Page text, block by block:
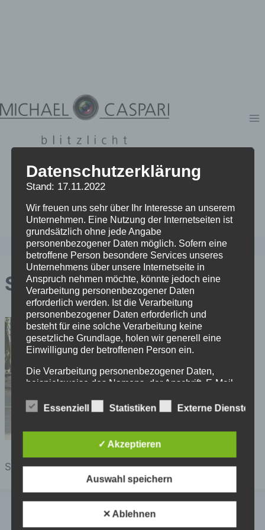
Sportfest 5
Sportfest
Datenschutzerklärung
Stand: 17.11.2022
Wir freuen uns sehr über Ihr Interesse an unserem
Unternehmen. Eine Nutzung der Internetseiten ist
grundsätzlich ohne jede Angabe
personenbezogener Daten möglich. Sofern eine
betroffene Person besondere Services unseres
Unternehmens über unsere Internetseite in
Anspruch nehmen möchte, könnte jedoch eine
Verarbeitung personenbezogener Daten
erforderlich werden. Ist die Verarbeitung
personenbezogener Daten erforderlich und
besteht für eine solche Verarbeitung keine
gesetzliche Grundlage, holen wir generell eine
Einwilligung der betroffenen Person ein.
Die Verarbeitung personenbezogener Daten,
beispielsweise des Namens, der Anschrift, E-Mail-
Person, erfolgt stets im Einklang mit der
Übereinstimmung mit den für uns geltenden
landesspezifischen Datenschutzbestimmungen.
Unternehmen die Öffentlichkeit über Art, Umfang
und Zweck der von uns erhobenen, genutzten und
verarbeiteten personenbezogenen Daten
informieren. Ferner werden betroffene Personen
mittels dieser Datenschutzerklärung über die ihnen
zustehenden Rechte aufgeklärt.
Essenziell Statistiken Externe Dienste
✓ Akzeptieren
Auswahl speichern
✕ Ablehnen